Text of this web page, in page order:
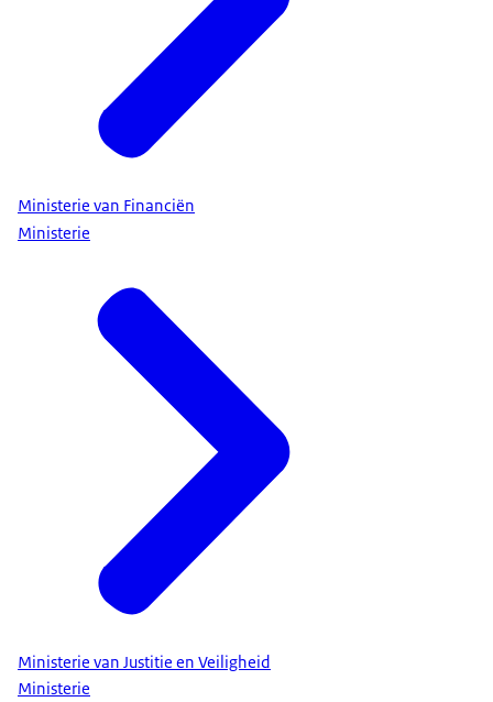
Ministerie van Financiën
Ministerie
Ministerie van Justitie en Veiligheid
Ministerie